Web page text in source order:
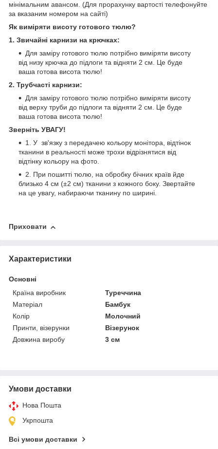
мінімальним авансом. (Для прорахунку вартості телефонуйте
за вказаним номером на сайті)
Як виміряти висоту готового тюлю?
1. Звичайні карнизи на крючках:
Для заміру готового тюлю потрібно виміряти висоту
від низу крючка до підлоги та відняти 2 см. Це буде
ваша готова висота тюлю!
2. Трубчасті карнизи:
Для заміру готового тюлю потрібно виміряти висоту
від верху труби до підлоги та відняти 2 см. Це буде
ваша готова висота тюлю!
Зверніть УВАГУ!
1. У зв'язку з передачею кольору монітора, відтінок
тканини в реальності може трохи відрізнятися від
відтінку кольору на фото.
2. При пошитті тюлю, на обробку бічних країв йде
близько 4 см (±2 см) тканини з кожного боку. Звертайте
на це увагу, набираючи тканину по ширині.
Приховати
Характеристики
Основні
Країна виробник
Туреччина
Матеріал
Бамбук
Колір
Молочний
Принти, візерунки
Візерунок
Довжина виробу
3 см
Умови доставки
Нова Пошта
Укрпошта
Всі умови доставки